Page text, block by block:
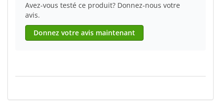
Avez-vous testé ce produit? Donnez-nous votre
avis.
Donnez votre avis maintenant